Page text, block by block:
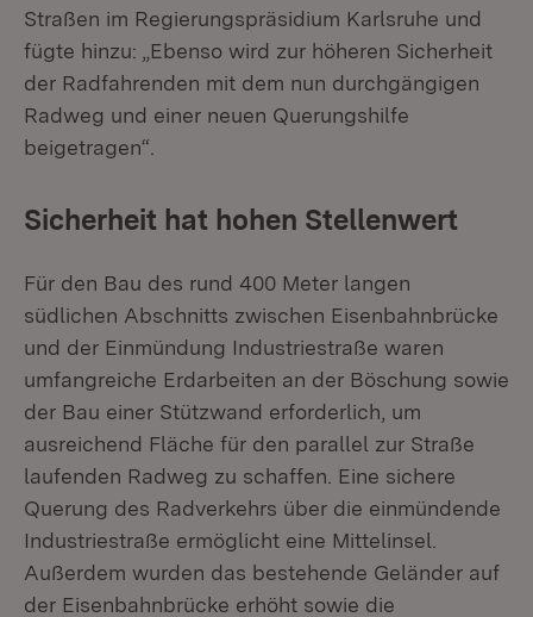
Straßen im Regierungspräsidium Karlsruhe und
fügte hinzu: „Ebenso wird zur höheren Sicherheit
der Radfahrenden mit dem nun durchgängigen
Radweg und einer neuen Querungshilfe
beigetragen“.
Sicherheit hat hohen Stellenwert
Für den Bau des rund 400 Meter langen
südlichen Abschnitts zwischen Eisenbahnbrücke
und der Einmündung Industriestraße waren
umfangreiche Erdarbeiten an der Böschung sowie
der Bau einer Stützwand erforderlich, um
ausreichend Fläche für den parallel zur Straße
laufenden Radweg zu schaffen. Eine sichere
Querung des Radverkehrs über die einmündende
Industriestraße ermöglicht eine Mittelinsel.
Außerdem wurden das bestehende Geländer auf
der Eisenbahnbrücke erhöht sowie die